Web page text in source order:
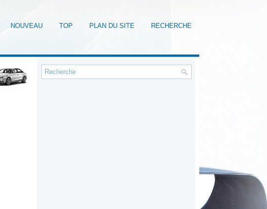
NOUVEAU TOP PLAN DU SITE RECHERCHE